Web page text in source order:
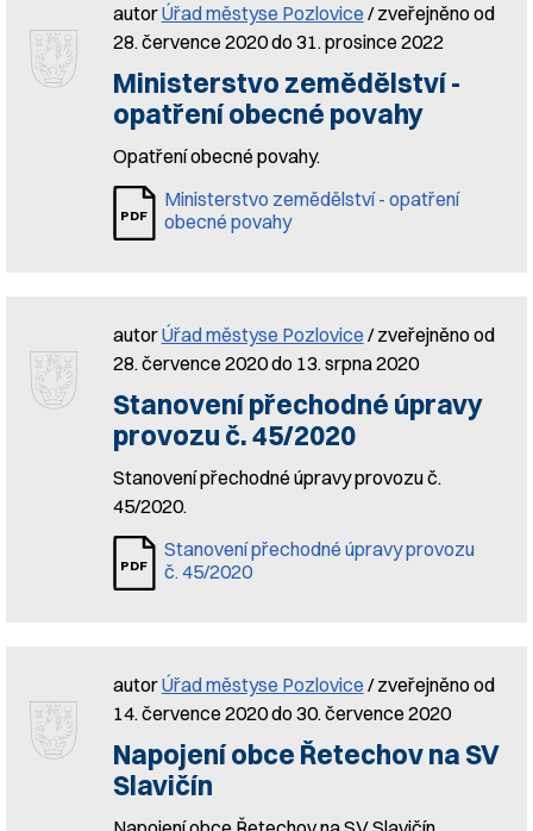
autorÚřad městyse Pozlovice / zveřejněno od
28. července 2020 do 31. prosince 2022
Ministerstvo zemědělství -
opatření obecné povahy
Opatření obecné povahy.
Ministerstvo zemědělství - opatření
obecné povahy
autorÚřad městyse Pozlovice / zveřejněno od
28. července 2020 do 13. srpna 2020
Stanovení přechodné úpravy
provozu č. 45/2020
Stanovení přechodné úpravy provozu č.
45/2020.
Stanovení přechodné úpravy provozu
č. 45/2020
autorÚřad městyse Pozlovice / zveřejněno od
14. července 2020 do 30. července 2020
Napojení obce Řetechov na SV
Slavičín